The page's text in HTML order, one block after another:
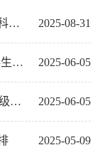
2025-08-31
2025-06-05
知
2025-06-05
2025-05-09